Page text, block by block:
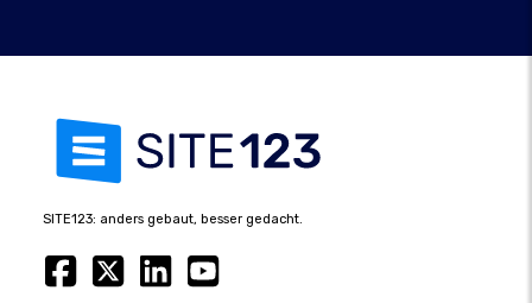
SITE123: anders gebaut, besser gedacht.